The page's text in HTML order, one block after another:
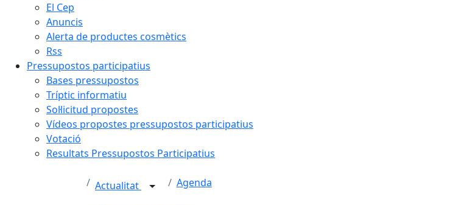
El Cep
Anuncis
Alerta de productes cosmètics
Rss
Pressupostos participatius
Bases pressupostos
Tríptic informatiu
Sol·licitud propostes
Vídeos propostes pressupostos participatius
Votació
Resultats Pressupostos Participatius
Actualitat Agenda